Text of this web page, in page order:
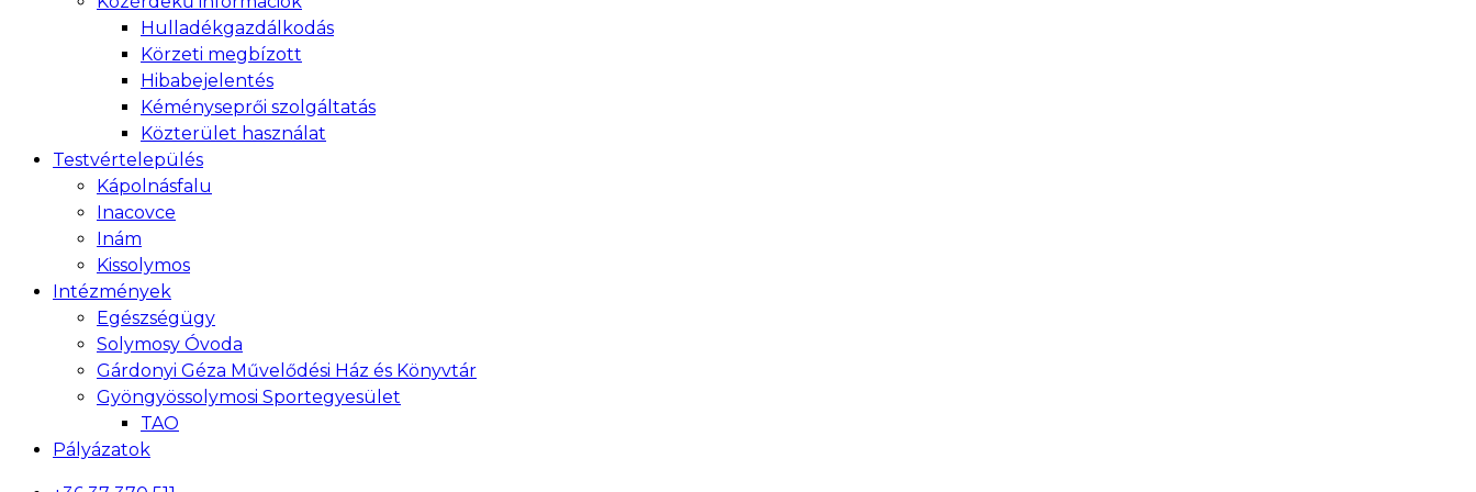
Hulladékgazdálkodás
Körzeti megbízott
Hibabejelentés
Kéményseprői szolgáltatás
Közterület használat
Testvértelepülés
Kápolnásfalu
Inacovce
Inám
Kissolymos
Intézmények
Egészségügy
Solymosy Óvoda
Gárdonyi Géza Művelődési Ház és Könyvtár
Gyöngyössolymosi Sportegyesület
TAO
Pályázatok